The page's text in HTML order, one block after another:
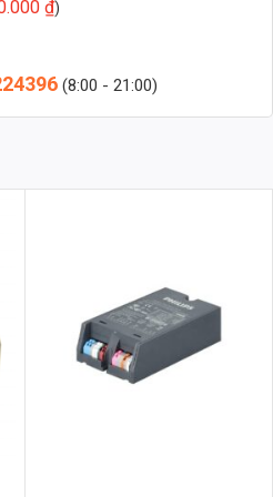
Inside – Vàng: Input 42V 56 LED
SMD 50W Philips
Inside là một giải pháp chiếu sáng
chất lượng cao, mang lại hiệu
Tiết
₫)
(8:00 - 21:00)